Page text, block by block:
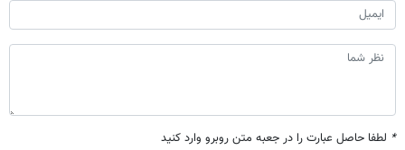
* لطفا حاصل عبارت را در جعبه متن روبرو وارد کنید